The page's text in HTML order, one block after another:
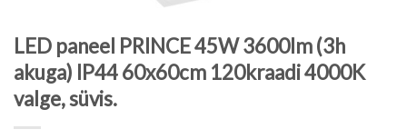
LED paneel PRINCE 45W 3600lm (3h
akuga) IP44 60x60cm 120kraadi 4000K
valge, süvis.